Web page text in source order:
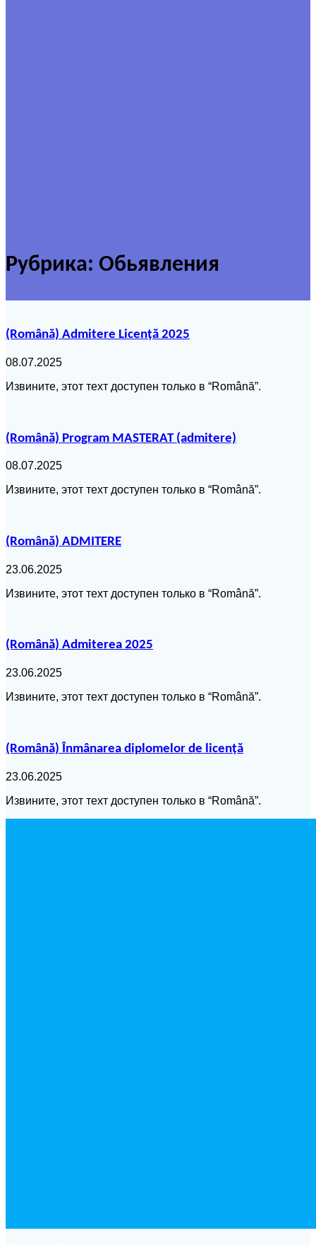
Рубрика: Обьявления
(Română) Admitere Licență 2025
08.07.2025
Извините, этот техт доступен только в “Română”.
(Română) Program MASTERAT (admitere)
08.07.2025
Извините, этот техт доступен только в “Română”.
(Română) ADMITERE
23.06.2025
Извините, этот техт доступен только в “Română”.
(Română) Admiterea 2025
23.06.2025
Извините, этот техт доступен только в “Română”.
(Română) Înmânarea diplomelor de licență
23.06.2025
Извините, этот техт доступен только в “Română”.